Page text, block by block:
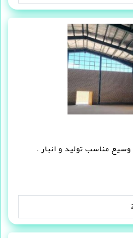
مناسب تولید و انبار –